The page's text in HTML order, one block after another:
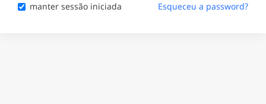
manter sessão iniciada Esqueceu a password?